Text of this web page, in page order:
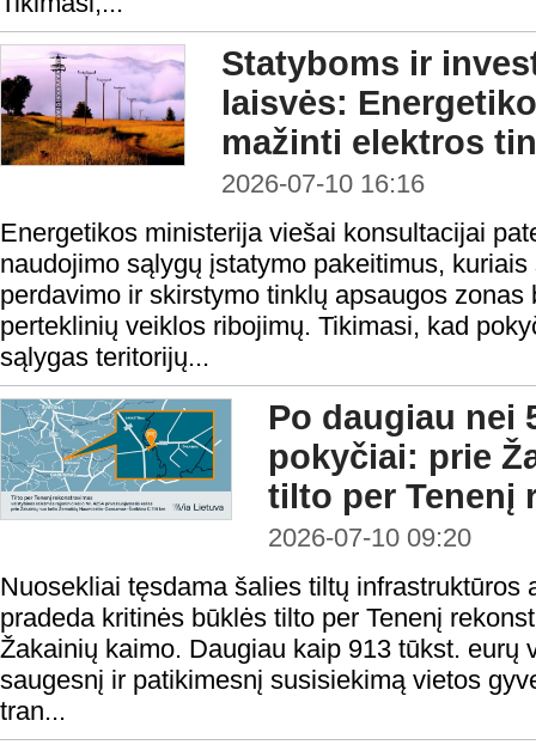
Statyboms ir
laisvės:
mažinti elektros
2026-07-10 16:16
Energetikos ministerija viešai konsultacijai
naudojimo sąlygų įstatymo pakeitimus,
perdavimo ir skirstymo tinklų apsaugos zonas
perteklinių veiklos ribojimų. Tikimasi, kad
sąlygas teritorijų...
Po daugiau nei
pokyčiai: prie
tilto per Tenenį
2026-07-10 09:20
Nuosekliai tęsdama šalies tiltų infrastruktūros
pradeda kritinės būklės tilto per Tenenį
Žakainių kaimo. Daugiau kaip 913 tūkst. eurų
saugesnį ir patikimesnį susisiekimą vietos
tran...